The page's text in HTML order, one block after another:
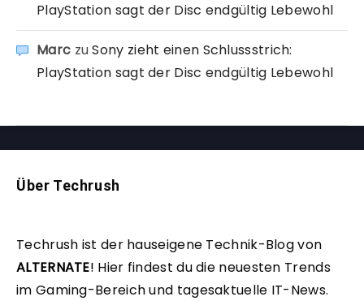
PlayStation sagt der Disc endgültig Lebewohl
Marc zuSony zieht einen Schlussstrich:
PlayStation sagt der Disc endgültig Lebewohl
Über Techrush
Techrush ist der hauseigene Technik-Blog von
ALTERNATE! Hier findest du die neuesten Trends
im Gaming-Bereich und tagesaktuelle IT-News.